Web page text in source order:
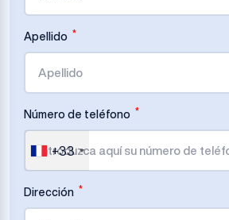
Apellido *
Número de teléfono *
+33
Dirección *